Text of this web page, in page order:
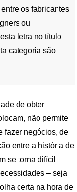
os fabricantes
ou
letra no título
categoria são
de obter
não permite
fazer negócios, de
entre a história de
se torna difícil
– seja
certa na hora de